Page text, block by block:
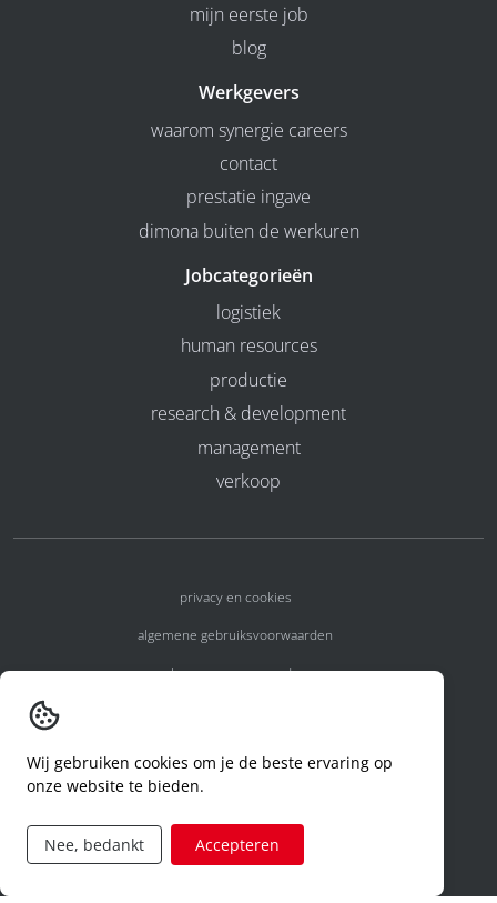
mijn eerste job
blog
Werkgevers
waarom synergie careers
contact
prestatie ingave
dimona buiten de werkuren
Jobcategorieën
logistiek
human resources
productie
research & development
management
verkoop
privacy en cookies
algemene gebruiksvoorwaarden
algemene voorwaarden
code of conduct
aanvraag rechten ivm privacy
Wij gebruiken cookies om je de beste ervaring op
onze website te bieden.
Nee, bedankt Accepteren